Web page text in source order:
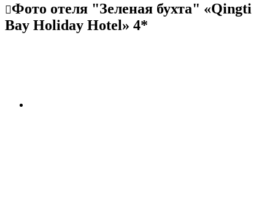
Фото отеля "Зеленая бухта" «Qingti
Bay Holiday Hotel» 4*